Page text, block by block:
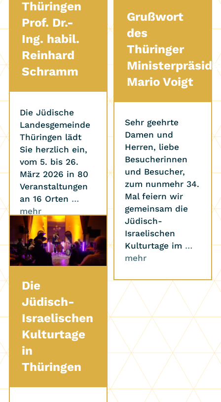
Thüringen
Prof. Dr.-
Ing. habil.
Reinhard
Schramm
Die Jüdische
Landesgemeinde
Thüringen lädt
Sie herzlich ein,
vom 5. bis 26.
März 2026 in 80
Veranstaltungen
an 16 Orten …
mehr
Grußwort
des
Thüringer
Mario Voigt
Sehr geehrte
Damen und
Herren, liebe
Besucherinnen
und Besucher,
zum nunmehr 34.
Mal feiern wir
gemeinsam die
Jüdisch-
Israelischen
Kulturtage im …
mehr
Die
Jüdisch-
Israelischen
Kulturtage
in
Thüringen